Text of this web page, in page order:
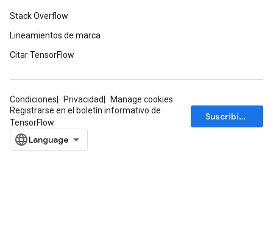
Stack Overflow
Lineamientos de marca
Citar TensorFlow
Condiciones Privacidad
Manage cookies
Registrarse en el boletín informativo de
TensorFlow
Suscribirse